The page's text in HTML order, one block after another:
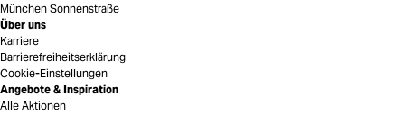
München Sonnenstraße
Über uns
Karriere
Barrierefreiheitserklärung
Cookie-Einstellungen
Angebote & Inspiration
Alle Aktionen